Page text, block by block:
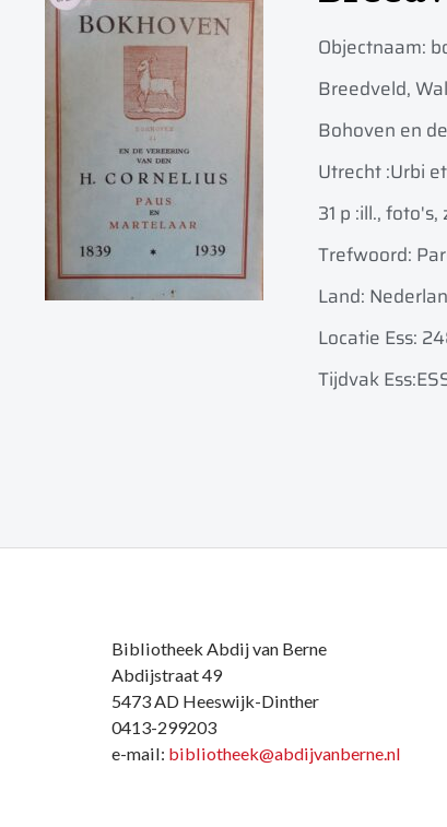
Objectnaam:
Breedveld,
Bohoven en
Utrecht :Urbi
31 p :ill., foto's,
Trefwoord:
Land:
Locatie Ess:
Tijdvak
Bibliotheek Abdij van Berne
Abdijstraat 49
5473 AD Heeswijk-Dinther
0413-299203
e-mail: bibliotheek@abdijvanberne.nl